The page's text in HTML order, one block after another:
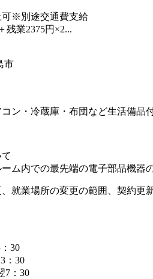
可※別途交通費支給
残業2375円×2...
市
ン・冷蔵庫・布団など生活備品
ム内での最先端の電子部品機器
就業場所の変更の範囲、契約更
30
：30
7：30